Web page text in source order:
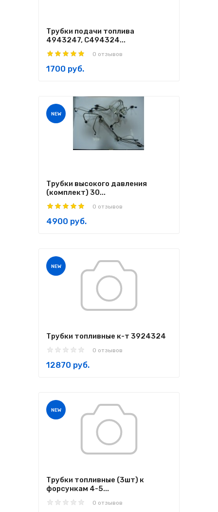
Трубки подачи топлива
4943247, C494324...
0 отзывов
1700 руб.
NEW
Трубки высокого давления
(комплект) 30...
0 отзывов
4900 руб.
NEW
Трубки топливные к-т 3924324
0 отзывов
12870 руб.
NEW
Трубки топливные (3шт) к
форсункам 4-5...
0 отзывов